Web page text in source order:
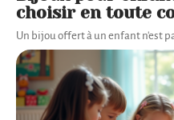
choisir en toute
Un bijou offert à un enfant n'est